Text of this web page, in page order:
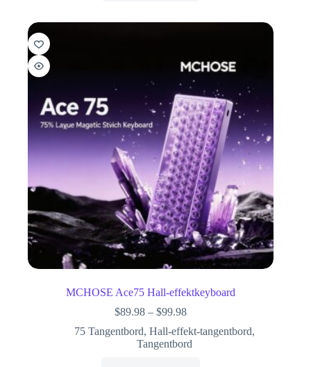
MCHOSE Ace75 Hall-effektkeyboard
$89.98 – $99.98
75 Tangentbord,Hall-effekt-tangentbord,
Tangentbord